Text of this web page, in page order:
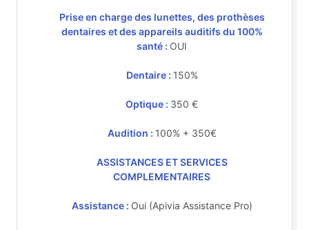
Prise en charge des lunettes, des prothèses
dentaires et des appareils auditifs du 100%
santé : OUI
Dentaire : 150%
Optique : 350 €
Audition : 100% + 350€
ASSISTANCES ET SERVICES
COMPLEMENTAIRES
Assistance : Oui (Apivia Assistance Pro)